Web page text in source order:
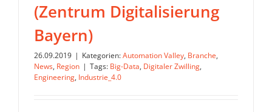
(Zentrum Digitalisierung
Bayern)
26.09.2019 | Kategorien:Automation Valley, Branche,
News, Region | Tags: Big-Data, Digitaler Zwilling,
Engineering, Industrie_4.0